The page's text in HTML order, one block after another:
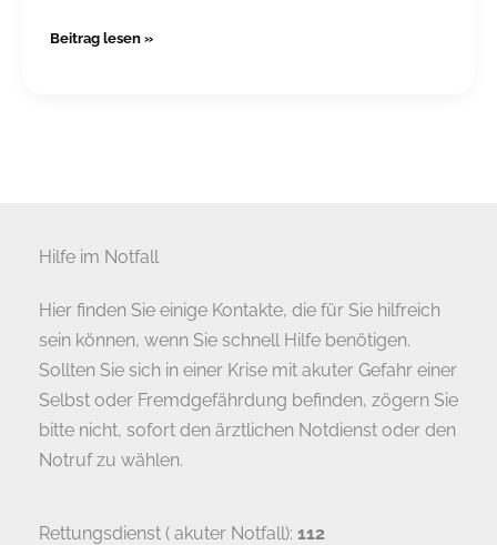
Beitrag lesen »
Hilfe im Notfall
Hier finden Sie einige Kontakte, die für Sie hilfreich
sein können, wenn Sie schnell Hilfe benötigen.
Sollten Sie sich in einer Krise mit akuter Gefahr einer
Selbst oder Fremdgefährdung befinden, zögern Sie
bitte nicht, sofort den ärztlichen Notdienst oder den
Notruf zu wählen.
Rettungsdienst ( akuter Notfall): 112